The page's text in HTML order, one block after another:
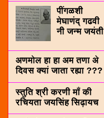
पींगळशी
मेघाणंद् गढवी
नी जन्म जयंती
अणमोल हा हा अम तणा अे
दिवस क्यां जाता रह्या ???
स्तुति श्री करणी माँ की
रचियता जयसिंह सिढ़ायच